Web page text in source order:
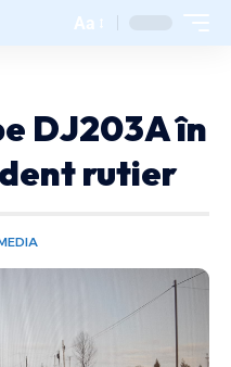
Aa
DJ203A în
rutier